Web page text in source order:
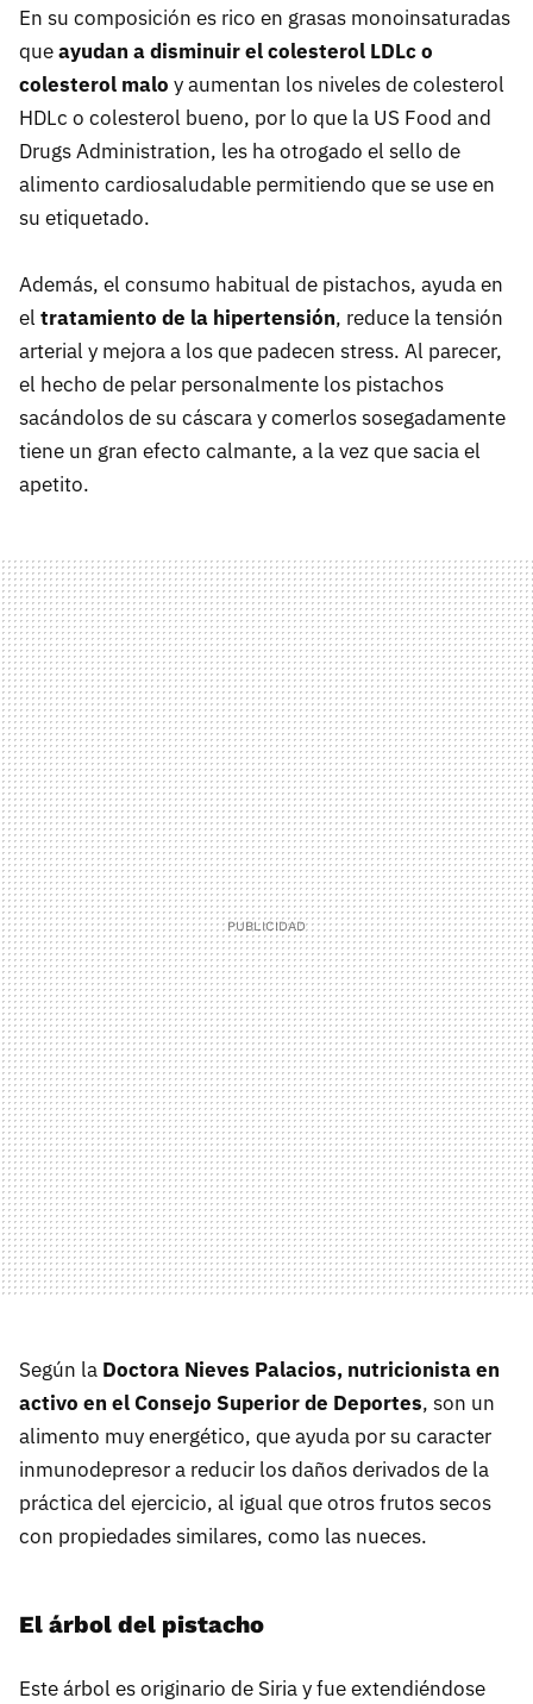
En su composición es rico en grasas monoinsaturadas
queayudan a disminuir el colesterol LDLc o
colesterol malo y aumentan los niveles de colesterol
HDLc o colesterol bueno, por lo que la US Food and
Drugs Administration, les ha otrogado el sello de
alimento cardiosaludable permitiendo que se use en
su etiquetado.
Además, el consumo habitual de pistachos, ayuda en
el tratamiento de la hipertensión, reduce la tensión
arterial y mejora a los que padecen stress. Al parecer,
el hecho de pelar personalmente los pistachos
sacándolos de su cáscara y comerlos sosegadamente
tiene un gran efecto calmante, a la vez que sacia el
apetito.
Según la Doctora Nieves Palacios, nutricionista en
activo en el Consejo Superior de Deportes, son un
alimento muy energético, que ayuda por su caracter
inmunodepresor a reducir los daños derivados de la
práctica del ejercicio, al igual que otros frutos secos
con propiedades similares, como las nueces.
El árbol del pistacho
Este árbol es originario de Siria y fue extendiéndose